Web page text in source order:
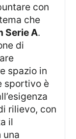
che
Serie A.
di
spazio in
sportivo è
rilievo, con
il
una